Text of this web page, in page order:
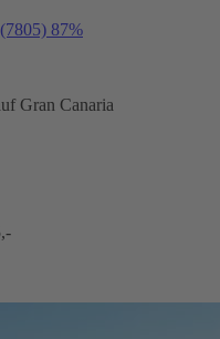
(7805) 87%
Gran Canaria